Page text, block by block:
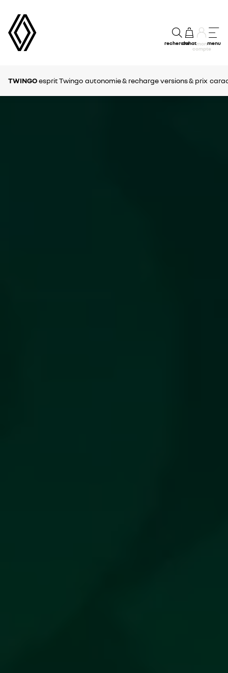
rechercheachatmon
compte
menu
TWINGOesprit Twingo autonomie & recharge versions & prix